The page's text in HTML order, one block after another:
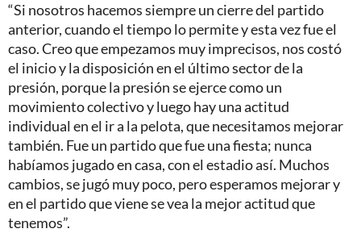
“Si nosotros hacemos siempre un cierre del partido
anterior, cuando el tiempo lo permite y esta vez fue el
caso. Creo que empezamos muy imprecisos, nos costó
el inicio y la disposición en el último sector de la
presión, porque la presión se ejerce como un
movimiento colectivo y luego hay una actitud
individual en el ir a la pelota, que necesitamos mejorar
también. Fue un partido que fue una fiesta; nunca
habíamos jugado en casa, con el estadio así. Muchos
cambios, se jugó muy poco, pero esperamos mejorar y
en el partido que viene se vea la mejor actitud que
tenemos”.